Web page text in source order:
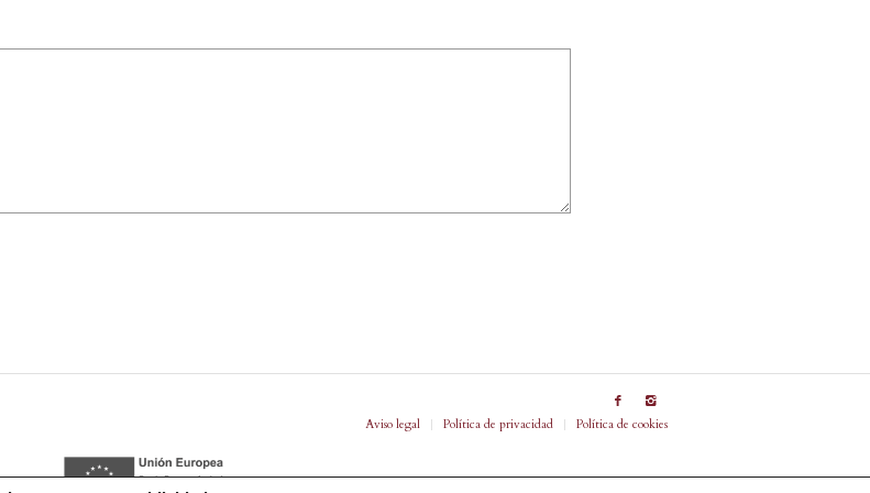
Aviso legal
Política de privacidad Política de cookies